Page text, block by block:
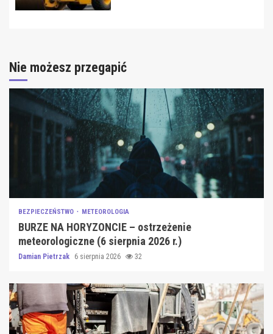
Nie możesz przegapić
BEZPIECZEŃSTWO METEOROLOGIA
BURZE NA HORYZONCIE – ostrzeżenie
meteorologiczne (6 sierpnia 2026 r.)
Damian Pietrzak 6 sierpnia 2026 32